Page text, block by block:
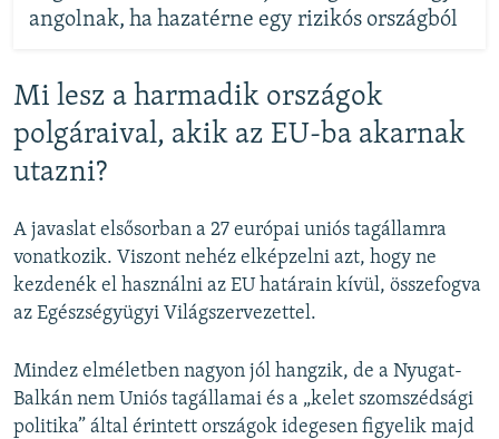
angolnak, ha hazatérne egy rizikós országból
Mi lesz a harmadik országok
polgáraival, akik az EU-ba akarnak
utazni?
A javaslat elsősorban a 27 európai uniós tagállamra
vonatkozik. Viszont nehéz elképzelni azt, hogy ne
kezdenék el használni az EU határain kívül, összefogva
az Egészségyügyi Világszervezettel.
Mindez elméletben nagyon jól hangzik, de a Nyugat-
Balkán nem Uniós tagállamai és a „kelet szomszédsági
politika” által érintett országok idegesen figyelik majd